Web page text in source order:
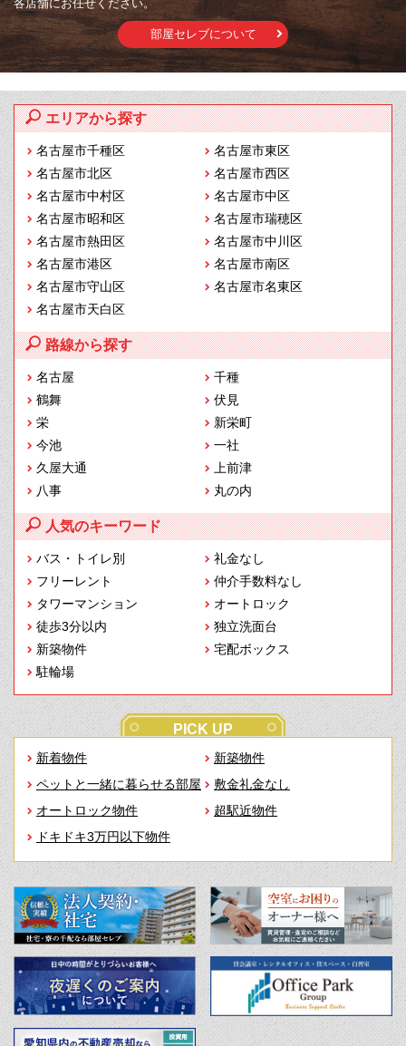
各店舗にお任せください。
部屋セレブについて
エリアから探す
名古屋市千種区
名古屋市東区
名古屋市北区
名古屋市西区
名古屋市中村区
名古屋市中区
名古屋市昭和区
名古屋市瑞穂区
名古屋市熱田区
名古屋市中川区
名古屋市港区
名古屋市南区
名古屋市守山区
名古屋市名東区
名古屋市天白区
路線から探す
名古屋
千種
鶴舞
伏見
栄
新栄町
今池
一社
久屋大通
上前津
八事
丸の内
人気のキーワード
バス・トイレ別
礼金なし
フリーレント
仲介手数料なし
タワーマンション
オートロック
徒歩3分以内
独立洗面台
新築物件
宅配ボックス
駐輪場
PICK UP
新着物件
新築物件
ペットと一緒に暮らせる部屋
敷金礼金なし
オートロック物件
超駅近物件
ドキドキ3万円以下物件